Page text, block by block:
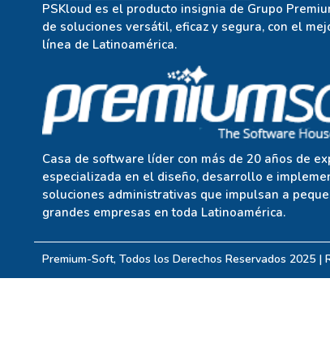
PSKloud es el producto insignia de Grupo
de soluciones versátil, eficaz y segura, con el
línea de Latinoamérica.
Casa de software líder con más de 20 años de
especializada en el diseño, desarrollo e
soluciones administrativas que impulsan a
grandes empresas en toda Latinoamérica.
Premium-Soft, Todos los Derechos Reservados 2025 |